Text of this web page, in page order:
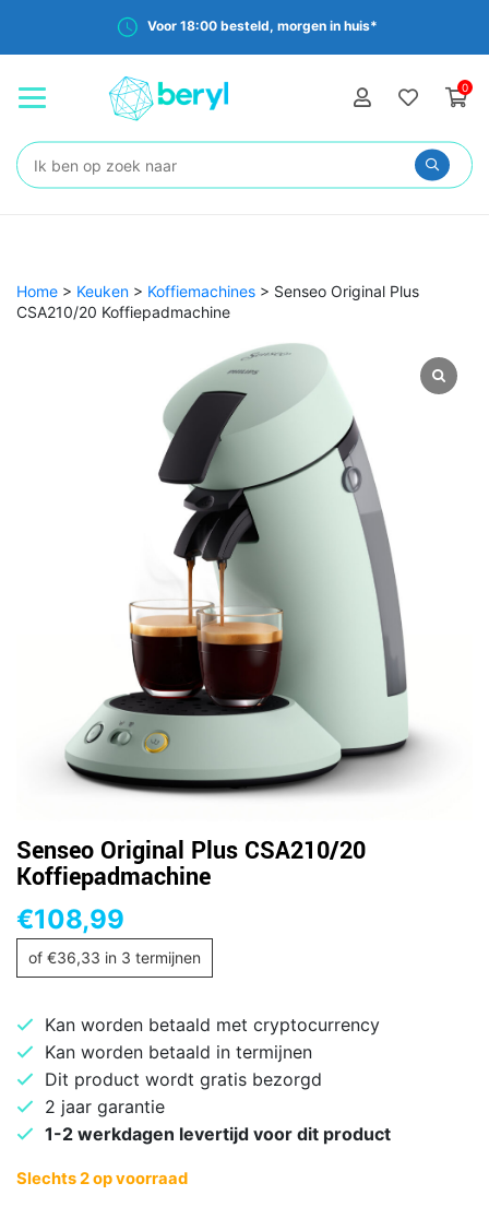
Voor 18:00 besteld, morgen in huis*
0
Zoeken:
Home > Keuken > Koffiemachines > Senseo Original Plus
CSA210/20 Koffiepadmachine
Senseo Original Plus CSA210/20
Koffiepadmachine
€108,99
of €36,33 in 3 termijnen
Kan worden betaald met cryptocurrency
Kan worden betaald in termijnen
Dit product wordt gratis bezorgd
2 jaar garantie
1-2 werkdagen levertijd voor dit product
Slechts 2 op voorraad